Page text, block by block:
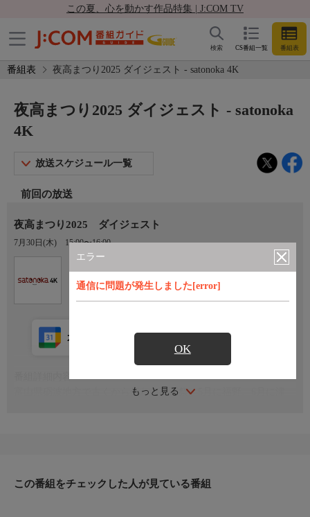
この夏、心を動かす作品特集 | J:COM TV
CS番組一覧 番組表
検索
番組表 夜高まつり2025 ダイジェスト - satonoka 4K
エラー
通信に問題が発生しました[error]
OK
夜高まつり2025 ダイジェスト - satonoka
4K
放送スケジュール一覧
前回の放送
夜高まつり2025 ダイジェスト
7月30日(木) 15:00〜16:00
もっと見る
カレンダー登録 アプリ視聴
富山県砺波地方で古くから伝わる夜高祭。5月に福野、6月に津
この番組をチェックした人が見ている番組